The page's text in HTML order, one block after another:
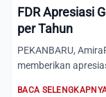
FDR Apresiasi
per Tahun
PEKANBARU,
memberikan
BACA